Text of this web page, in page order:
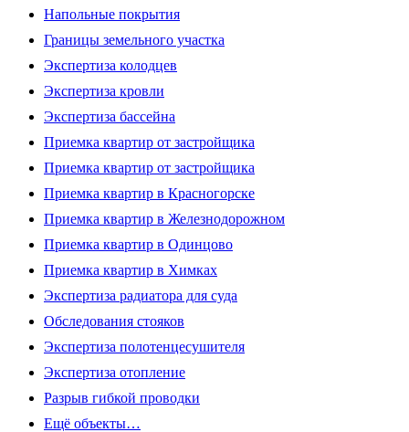
Напольные покрытия
Границы земельного участка
Экспертиза колодцев
Экспертиза кровли
Экспертиза бассейна
Приемка квартир от застройщика
Приемка квартир от застройщика
Приемка квартир в Красногорске
Приемка квартир в Железнодорожном
Приемка квартир в Одинцово
Приемка квартир в Химках
Экспертиза радиатора для суда
Обследования стояков
Экспертиза полотенцесушителя
Экспертиза отопление
Разрыв гибкой проводки
Ещё объекты…